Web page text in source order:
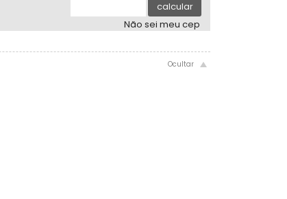
calcular
Não sei meu cep